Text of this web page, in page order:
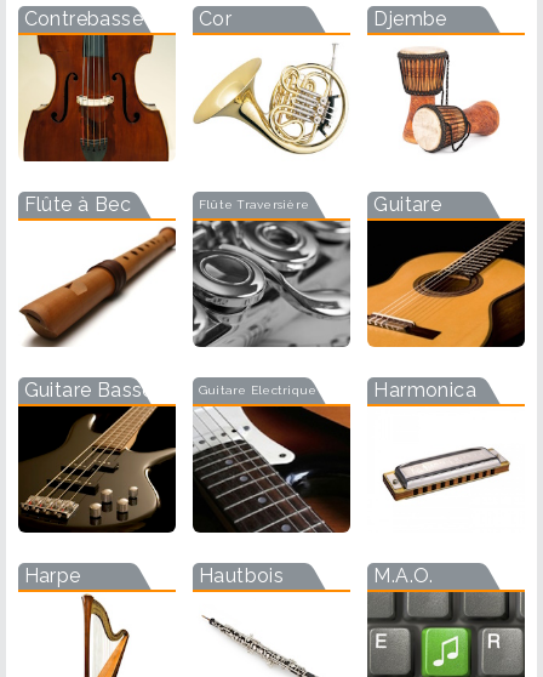
Contrebasse Cor Djembe
Flûte à Bec Flûte Traversière Guitare
Guitare Basse Guitare Electrique Harmonica
Harpe Hautbois M.A.O.